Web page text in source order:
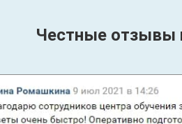
Честные отзывы